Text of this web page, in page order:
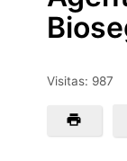
Visitas: 987